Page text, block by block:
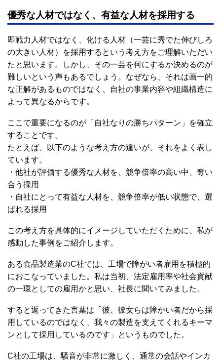
優秀な人材ではなく、有益な人材を採用する
即戦力人材ではなく、化ける人材（一芸に秀でた伸びしろ
の大きい人材）を採用するという考え方をご理解いただい
たと思います。しかし、その一芸を何にするか決めるのが
難しいという声もあるでしょう。なぜなら、それは画一的
な正解があるものではなく、自社の事業内容や組織構造に
よって異なるからです。
ここで重要になるのが「自社なりの勝ちパターン」を確立
することです。
たとえば、以下のような考え方の違いが、それをよく表し
ています。
・他社が評価する優秀な人材を、競争倍率の高い中、奪い
合う採用
・自社にとって有益な人材を、競争倍率が低い状態で、選
ばれる採用
この考え方を具体的にイメージしていただくために、私が
感動した事例をご紹介します。
ある食品製造業のC社では、工場で障がい者雇用を積極的
におこなっていました。私は当初、法定雇用率や社会貢献
の一環としての雇用かと思い、社長に聞いてみました。
すると返ってきた言葉は「彼、彼女らは障がい者だから採
用しているのではなく、我々の製造を支えてくれるキーマ
ンとして採用しているのです」というものでした。
C社の工場は、騒音が非常に激しく、通常の会話やインカ